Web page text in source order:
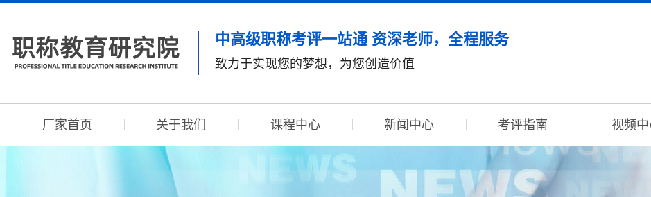
中高级职称考评一站通 资深老师，全程服务
致力于实现您的梦想，为您创造价值
厂家首页 关于我们 课程中心 新闻中心 考评指南 视频